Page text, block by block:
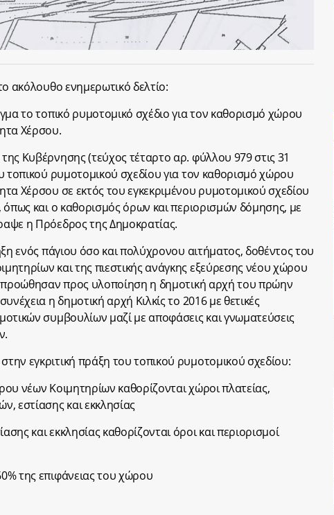
ακόλουθο ενημερωτικό δελτίο:
το τοπικό ρυμοτομικό σχέδιο για τον καθορισμό χώρου
Χέρσου.
Κυβέρνησης (τεύχος τέταρτο αρ. φύλλου 979 στις 31
τοπικού ρυμοτομικού σχεδίου για τον καθορισμό χώρου
Χέρσου σε εκτός του εγκεκριμένου ρυμοτομικού σχεδίου
όπως και ο καθορισμός όρων και περιορισμών δόμησης, με
η Πρόεδρος της Δημοκρατίας.
ενός πάγιου όσο και πολύχρονου αιτήματος, δοθέντος του
και της πιεστικής ανάγκης εξεύρεσης νέου χώρου
προώθησαν προς υλοποίηση η δημοτική αρχή του πρώην
η δημοτική αρχή Κιλκίς το 2016 με θετικές
συμβουλίων μαζί με αποφάσεις και γνωματεύσεις
εγκριτική πράξη του τοπικού ρυμοτομικού σχεδίου:
νέων Κοιμητηρίων καθορίζονται χώροι πλατείας,
εστίασης και εκκλησίας
και εκκλησίας καθορίζονται όροι και περιορισμοί
της επιφάνειας του χώρου